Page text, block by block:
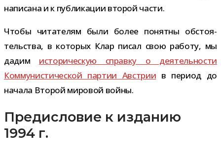
напи­сана и к пуб­ли­ка­ции вто­рой части.
Чтобы чита­те­лям были более понятны обсто­я­
тель­ства, в кото­рых Клар писал свою работу, мы
дадим исто­ри­че­скую справку о дея­тель­но­сти
Коммунистической пар­тии Австрии в период до
начала Второй миро­вой войны.
Предисловие к изданию
1994 г.